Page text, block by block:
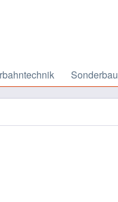
Sonderbau